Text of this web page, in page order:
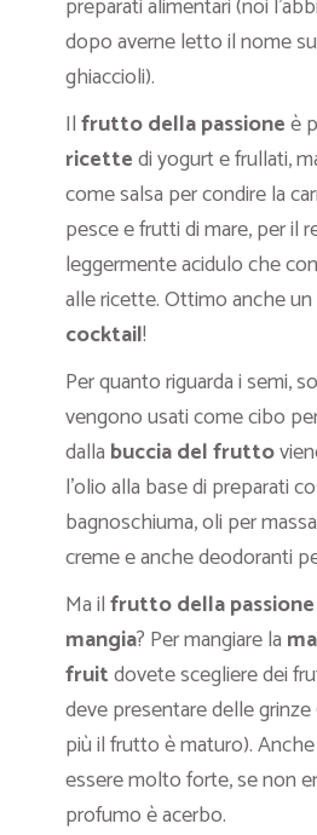
dopo averne letto il nome
ghiaccioli).
Ilfrutto della passioneè
ricettedi yogurt e frullati,
come salsa per condire la
pesce e frutti di mare, per il
leggermente acidulo che
alle ricette. Ottimo anche un
cocktail!
Per quanto riguarda i semi,
vengono usati come cibo
dalla buccia del frutto
l’olio alla base di preparati
bagnoschiuma, oli per
creme e anche deodoranti
Ma ilfrutto della
mangia? Per mangiare la
fruitdovete scegliere dei
deve presentare delle
più il frutto è maturo).
essere molto forte, se non
profumo è acerbo.